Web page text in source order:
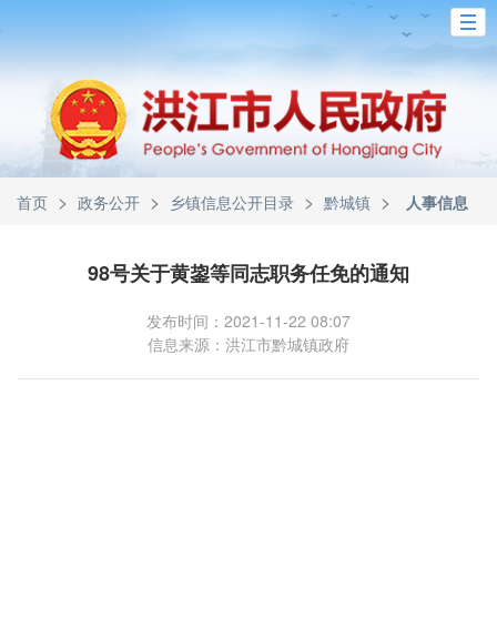
首页 > 政务公开 > 乡镇信息公开目录 > 黔城镇 > 人事信息
98号关于黄鋆等同志职务任免的通知
发布时间：2021-11-22 08:07
信息来源：洪江市黔城镇政府